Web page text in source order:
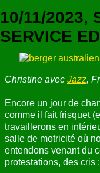
NOS VISITES
NOTRE ACTIVITÉ
POUR DÉBUTER▼
COMPRENDRE LE CHIEN▼
VISUELS▼
ANNUAIRE
10/11/2023,
SERVICE
Christine avec Jazz,
Encore un jour de
comme il fait frisquet
travaillerons en
salle de motricité où
entendons venant du
protestations, des cris